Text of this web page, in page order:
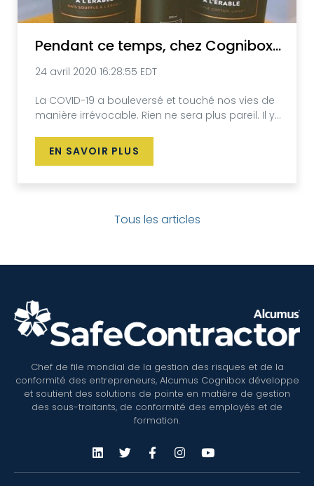
Pendant ce temps, chez Cognibox…
24 avril 2020 16:28:55 EDT
La COVID-19 a bouleversé et touché nos vies de
manière irrévocable. Rien ne sera plus pareil. Il y...
EN SAVOIR PLUS
Tous les articles
Chef de file mondial de la gestion des risques et de la
conformité des entrepreneurs, Alcumus Cognibox développe
et soutient des solutions de pointe en matière de gestion
des sous-traitants, de conformité des employés et de
formation.